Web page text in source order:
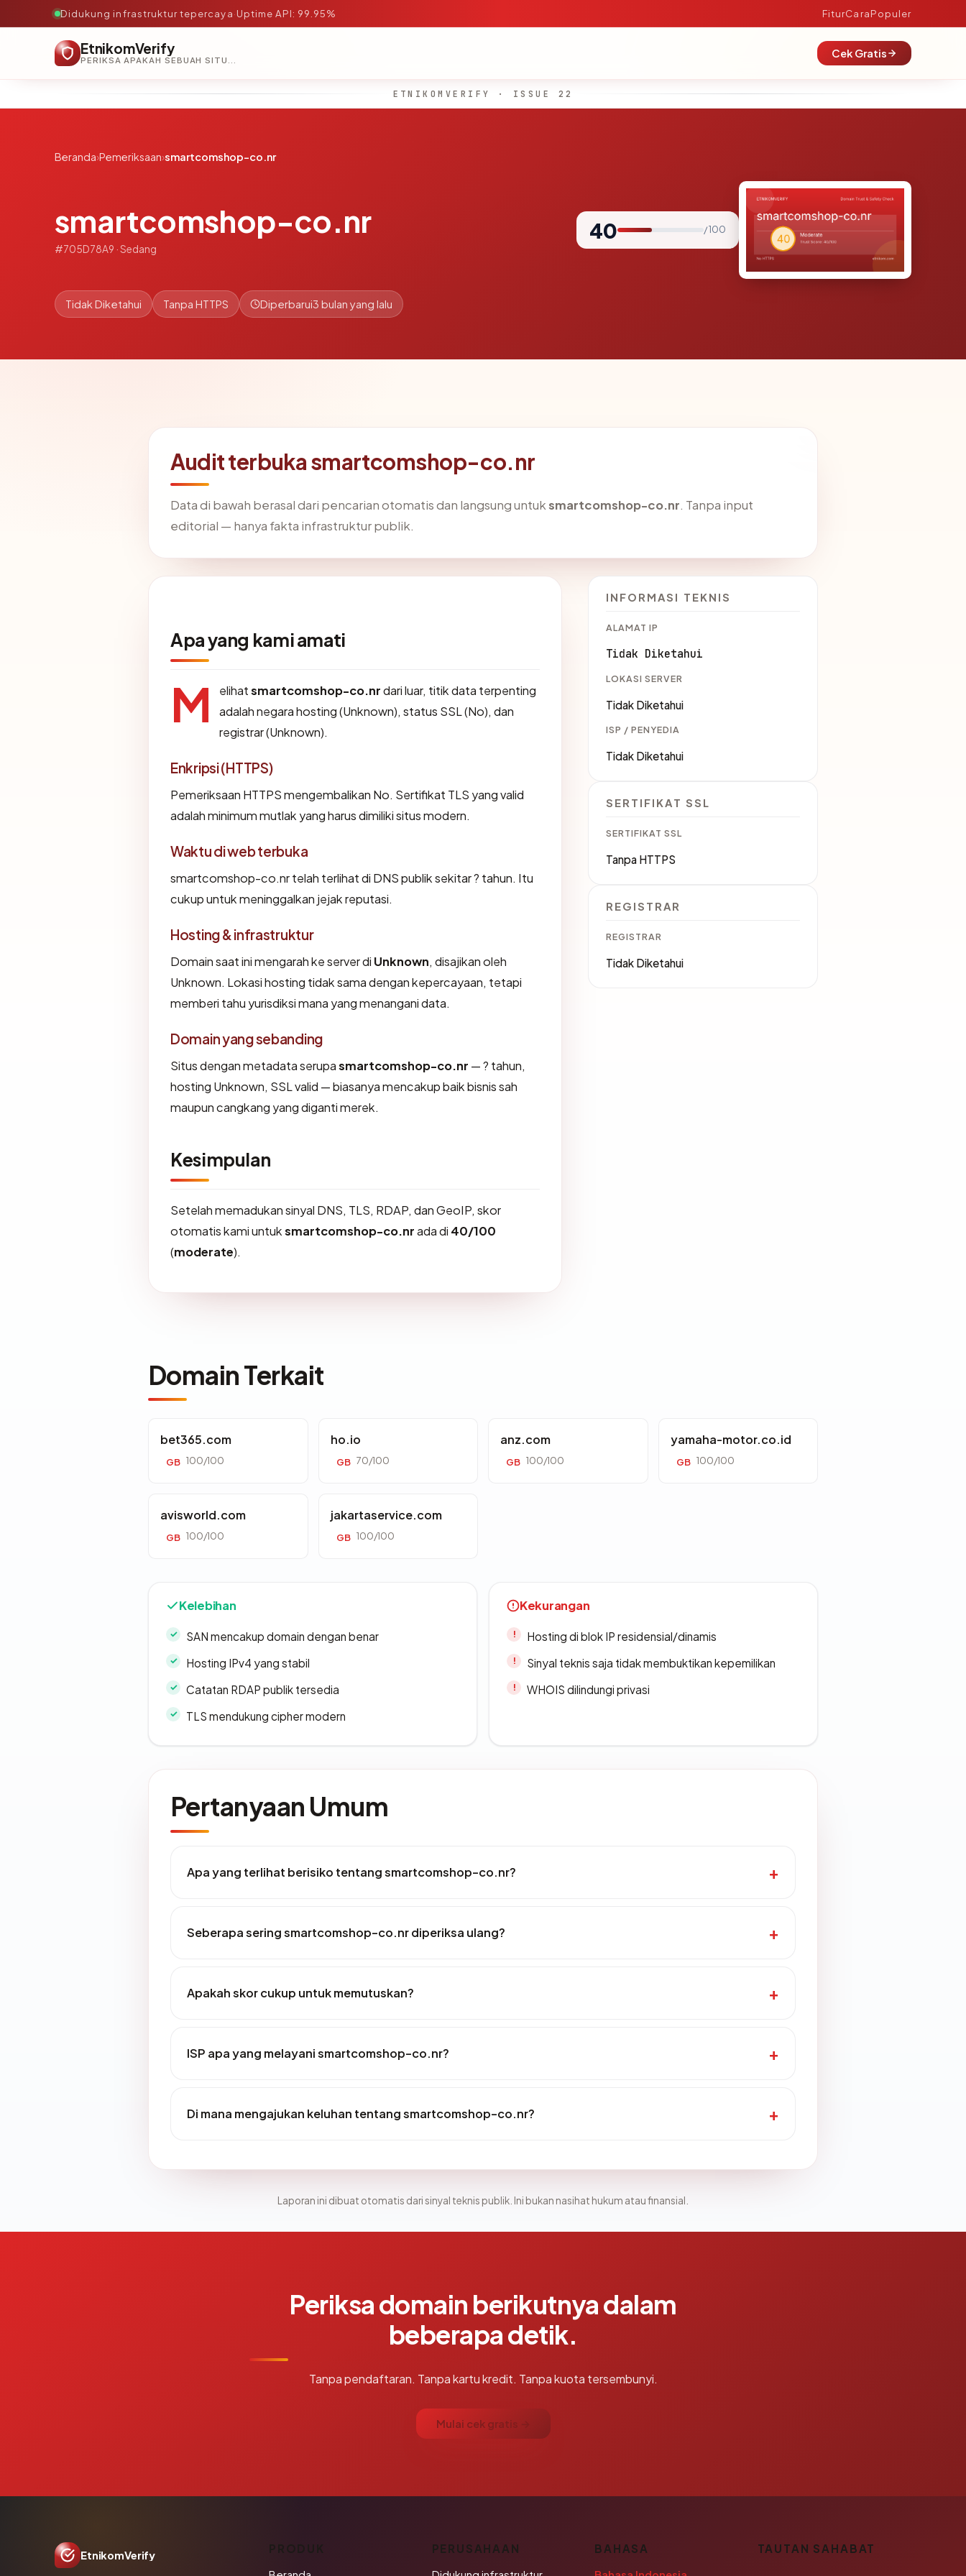
Didukung infrastruktur tepercaya·Uptime API: 99.95% FiturCaraPopuler
EtnikomVerify
PERIKSA APAKAH SEBUAH SITUS AMAN, TEPERCAYA, DAN TERVERIFIKASI DALAM HITUNGAN DETIK.
Cek Gratis
ETNIKOMVERIFY · ISSUE 22
Beranda›Pemeriksaan›smartcomshop-co.nr
smartcomshop-co.nr
#705D78A9 · Sedang
40 / 100
Tidak Diketahui Tanpa HTTPS Diperbarui3 bulan yang lalu
Audit terbuka smartcomshop-co.nr
Data di bawah berasal dari pencarian otomatis dan langsung untuksmartcomshop-co.nr. Tanpa input
editorial — hanya fakta infrastruktur publik.
Apa yang kami amati
M elihatsmartcomshop-co.nrdari luar, titik data terpenting
adalah negara hosting (Unknown), status SSL (No), dan
registrar (Unknown).
Enkripsi (HTTPS)
Pemeriksaan HTTPS mengembalikan No. Sertifikat TLS yang valid
adalah minimum mutlak yang harus dimiliki situs modern.
Waktu di web terbuka
smartcomshop-co.nr telah terlihat di DNS publik sekitar ? tahun. Itu
cukup untuk meninggalkan jejak reputasi.
Hosting & infrastruktur
Domain saat ini mengarah ke server di Unknown, disajikan oleh
Unknown. Lokasi hosting tidak sama dengan kepercayaan, tetapi
memberi tahu yurisdiksi mana yang menangani data.
Domain yang sebanding
Situs dengan metadata serupasmartcomshop-co.nr — ? tahun,
hosting Unknown, SSL valid — biasanya mencakup baik bisnis sah
maupun cangkang yang diganti merek.
Kesimpulan
Setelah memadukan sinyal DNS, TLS, RDAP, dan GeoIP, skor
otomatis kami untuksmartcomshop-co.nrada di 40/100
(moderate).
INFORMASI TEKNIS
ALAMAT IP
Tidak Diketahui
LOKASI SERVER
Tidak Diketahui
ISP / PENYEDIA
Tidak Diketahui
SERTIFIKAT SSL
SERTIFIKAT SSL
Tanpa HTTPS
REGISTRAR
REGISTRAR
Tidak Diketahui
Domain Terkait
bet365.com
GB 100/100
ho.io
GB 70/100
anz.com
GB 100/100
yamaha-motor.co.id
GB 100/100
avisworld.com
GB 100/100
jakartaservice.com
GB 100/100
Kelebihan
SAN mencakup domain dengan benar
Hosting IPv4 yang stabil
Catatan RDAP publik tersedia
TLS mendukung cipher modern
Kekurangan
Hosting di blok IP residensial/dinamis
Sinyal teknis saja tidak membuktikan kepemilikan
WHOIS dilindungi privasi
Pertanyaan Umum
Apa yang terlihat berisiko tentang smartcomshop-co.nr?
Seberapa sering smartcomshop-co.nr diperiksa ulang?
Apakah skor cukup untuk memutuskan?
ISP apa yang melayani smartcomshop-co.nr?
Di mana mengajukan keluhan tentang smartcomshop-co.nr?
Laporan ini dibuat otomatis dari sinyal teknis publik. Ini bukan nasihat hukum atau finansial.
Periksa domain berikutnya dalam
beberapa detik.
Tanpa pendaftaran. Tanpa kartu kredit. Tanpa kuota tersembunyi.
Mulai cek gratis →
EtnikomVerify PRODUK PERUSAHAAN BAHASA TAUTAN SAHABAT